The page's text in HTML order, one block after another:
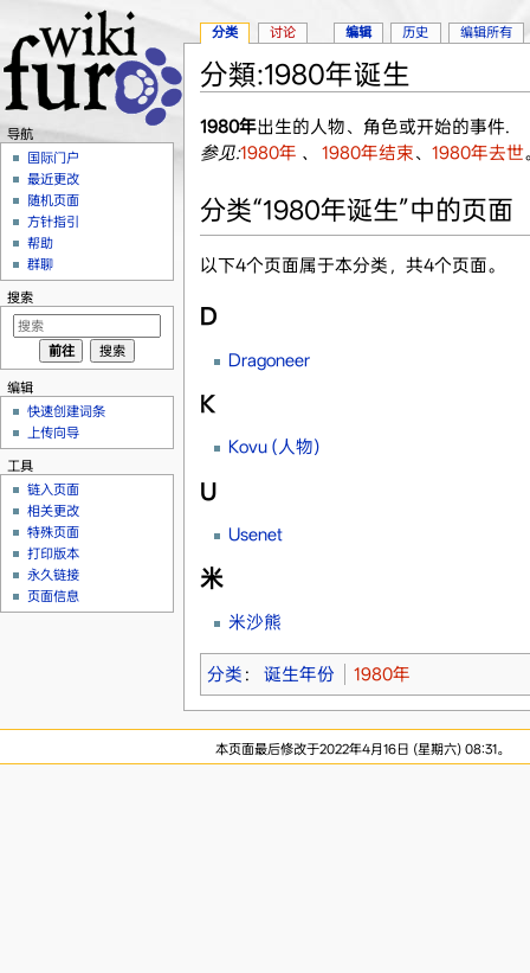
分類:1980年诞生
1980年出生的人物、角色或开始的事件.
参见:1980年 、 1980年结束、 1980年去世
分类“1980年诞生”中的页面
以下4个页面属于本分类，共4个页面。
D
Dragoneer
K
Kovu (人物)
U
Usenet
米
米沙熊
分类 ： 诞生年份 1980年
分类 讨论 编辑 历史 编辑所有
导航
国际门户
最近更改
随机页面
方针指引
帮助
群聊
搜索
编辑
快速创建词条
上传向导
工具
链入页面
相关更改
特殊页面
打印版本
永久链接
页面信息
本页面最后修改于2022年4月16日 (星期六) 08:31。